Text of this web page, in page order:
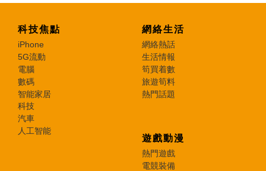
科技焦點
iPhone
5G流動
電腦
數碼
智能家居
科技
汽車
人工智能
網絡生活
網絡熱話
生活情報
筍買着數
旅遊筍料
熱門話題
遊戲動漫
熱門遊戲
電競裝備